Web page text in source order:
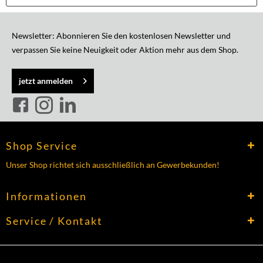
Newsletter: Abonnieren Sie den kostenlosen Newsletter und
verpassen Sie keine Neuigkeit oder Aktion mehr aus dem Shop.
jetzt anmelden
Shop Service
Unser Shop richtet sich ausschließlich an Gewerbekunden!
Informationen
Service / Kontakt